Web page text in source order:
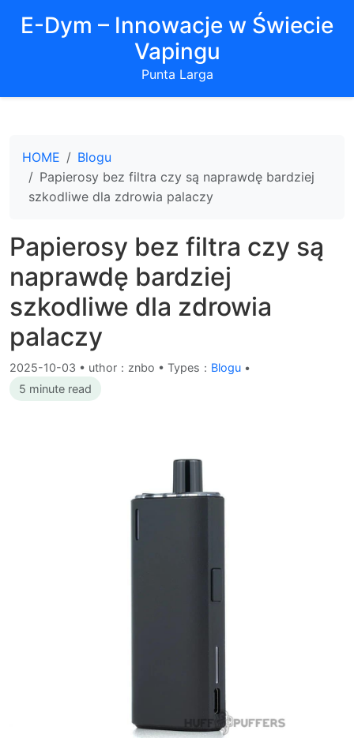
E-Dym – Innowacje w Świecie
Vapingu
Punta Larga
HOME
Blogu
Papierosy bez filtra czy są naprawdę bardziej
szkodliwe dla zdrowia palaczy
Papierosy bez filtra czy są
naprawdę bardziej
szkodliwe dla zdrowia
palaczy
2025-10-03 • uthor：znbo • Types： Blogu •
5 minute read